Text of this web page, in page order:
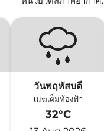
วันพฤหัสบดี
เมฆเต็มท้องฟ้า
32°C